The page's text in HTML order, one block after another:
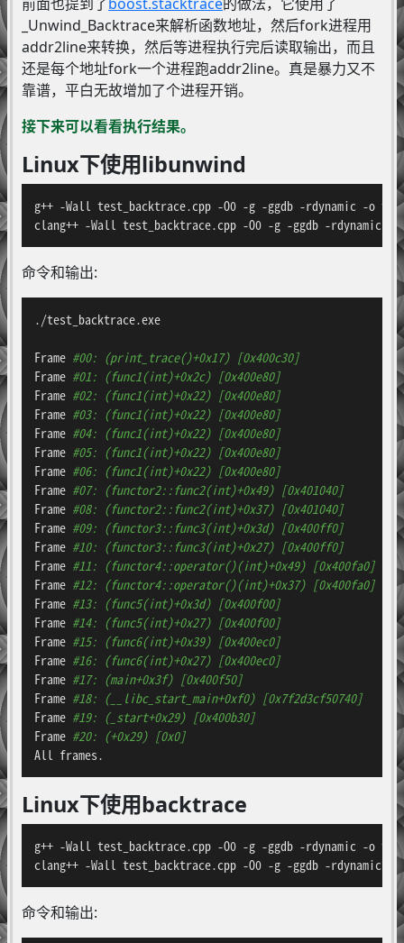
_Unwind_Backtrace来解析函数地址，然后fork进程用
addr2line来转换，然后等进程执行完后读取输出，而且
还是每个地址fork一个进程跑addr2line。真是暴力又不
靠谱，平白无故增加了个进程开销。
接下来可以看看执行结果。
Linux下使用libunwind
g++ -Wall test_backtrace.cpp -O0 -g -ggdb -rdynamic -o
clang++ -Wall test_backtrace.cpp -O0 -g -ggdb -rdynamic -o
命令和输出:
./test_backtrace.exe
Frame #00: (print_trace()+0x17) [0x400c30]
Frame #01: (func1(int)+0x2c) [0x400e80]
Frame #02: (func1(int)+0x22) [0x400e80]
Frame #03: (func1(int)+0x22) [0x400e80]
Frame #04: (func1(int)+0x22) [0x400e80]
Frame #05: (func1(int)+0x22) [0x400e80]
Frame #06: (func1(int)+0x22) [0x400e80]
Frame #07: (functor2::func2(int)+0x49) [0x401040]
Frame #08: (functor2::func2(int)+0x37) [0x401040]
Frame #09: (functor3::func3(int)+0x3d) [0x400ff0]
Frame #10: (functor3::func3(int)+0x27) [0x400ff0]
Frame #11: (functor4::operator()(int)+0x49) [0x400fa0]
Frame #12: (functor4::operator()(int)+0x37) [0x400fa0]
Frame #13: (func5(int)+0x3d) [0x400f00]
Frame #14: (func5(int)+0x27) [0x400f00]
Frame #15: (func6(int)+0x39) [0x400ec0]
Frame #16: (func6(int)+0x27) [0x400ec0]
Frame #17: (main+0x3f) [0x400f50]
Frame #18: (__libc_start_main+0xf0) [0x7f2d3cf50740]
Frame #19: (_start+0x29) [0x400b30]
Frame #20: (+0x29) [0x0]
All frames.
Linux下使用backtrace
g++ -Wall test_backtrace.cpp -O0 -g -ggdb -rdynamic -o
clang++ -Wall test_backtrace.cpp -O0 -g -ggdb -rdynamic -
命令和输出: